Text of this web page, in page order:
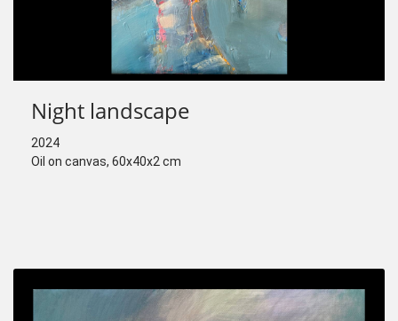
Night landscape
2024
Oil on canvas, 60x40x2 cm